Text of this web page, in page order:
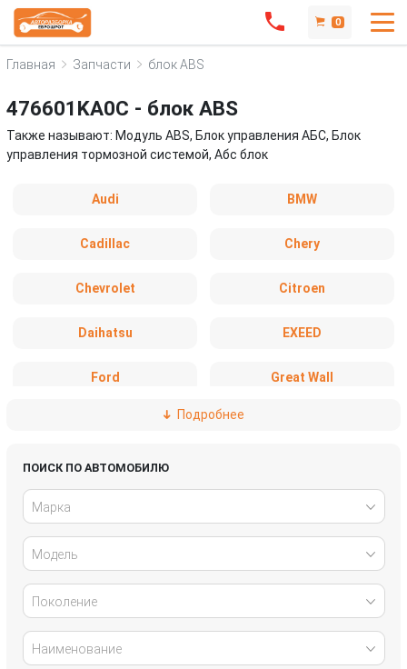
0
Главная Запчасти блок ABS
476601KA0C - блок ABS
Также называют: Модуль ABS, Блок управления АБС, Блок
управления тормозной системой, Абс блок
Audi BMW
Cadillac Chery
Chevrolet Citroen
Daihatsu EXEED
Ford Great Wall
Infiniti
Mercedes-Benz
Mitsubishi
Подробнее
ПОИСК ПО АВТОМОБИЛЮ
Марка
Модель
Поколение
Наименование